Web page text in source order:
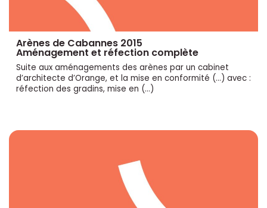
Arènes de Cabannes 2015
Aménagement et réfection complète
Suite aux aménagements des arènes par un cabinet
d’architecte d’Orange, et la mise en conformité (...) avec :
réfection des gradins, mise en (…)